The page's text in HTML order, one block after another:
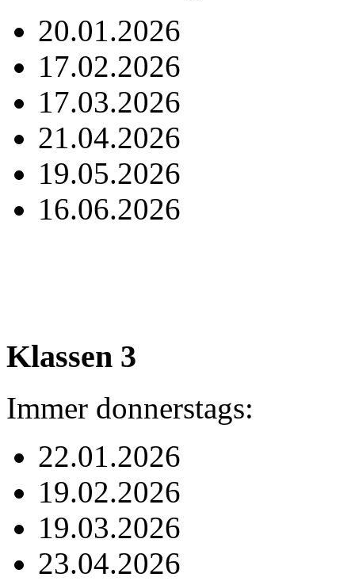
20.01.2026
17.02.2026
17.03.2026
21.04.2026
19.05.2026
16.06.2026
Klassen 3
Immer donnerstags:
22.01.2026
19.02.2026
19.03.2026
23.04.2026